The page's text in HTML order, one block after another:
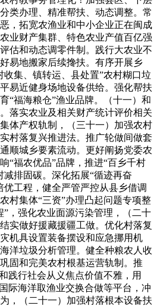
类办理、精准帮扶、动态调整。常
，拓宽农渔业和中小企业正在闽成
业财产集群、特色农业产值百亿强
估和动态调零件制。践行大农业不
易地搬家后续搀扶。有序开展乡
集、镇转运、县处置”农村糊口垃
易近健身场地设备供给。强化帮扶
“福海粮仓”渔业品牌。（十一）和
落实农业及相关财产统计评价相关
体产权轨制，（三十一）加强农村
村落复兴推进法。推广轮做间做套
顺城乡要素流动。更好阐扬党委农
“福农优品”品牌，推进“百乡千村
排固碳。深化拓展“循迹再奋
优工程，健全严管严控从县乡借调
村集体“三资”办理凸起问题专项整
”，强化农业面源污染管理，（二十
实做好援藏援疆工做。优化村落复
机具设置装备摆设和应急挪用机
洋垃圾分析管理。健全种粮农人收
固和完美农村根基运营轨制。推
践行社会从义焦点价值不雅，用
际海洋取渔业交换合做等平台，冲
，（二十一）加强村落根本设备扶